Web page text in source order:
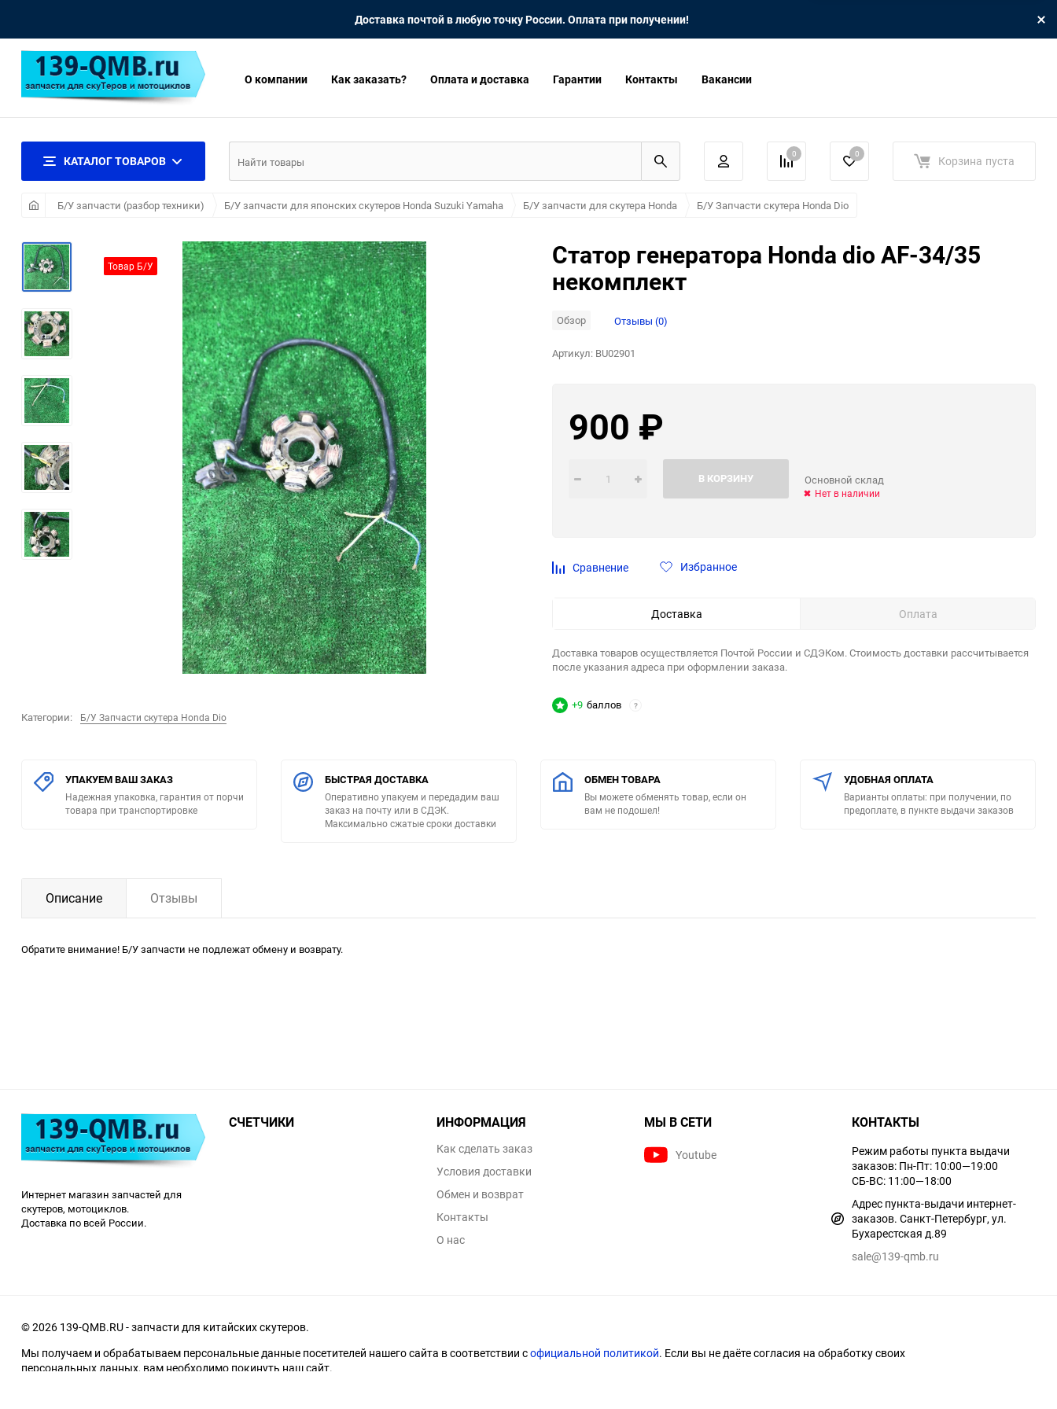
Доставка почтой в любую точку России. Оплата при получении!
О компании Как заказать? Оплата и доставка Гарантии Контакты Вакансии
КАТАЛОГ ТОВАРОВ 0 0 Корзина пуста
Б/У запчасти (разбор техники) Б/У запчасти для японских скутеров Honda Suzuki Yamaha Б/У запчасти для скутера Honda Б/У Запчасти скутера Honda Dio
Товар Б/У
Категории: Б/У Запчасти скутера Honda Dio
Статор генератора Honda dio AF-34/35
некомплект
Обзор Отзывы (0)
Артикул: BU02901
900 ₽
В КОРЗИНУ Основной склад
Нет в наличии
Сравнение Избранное
Доставка Оплата
Доставка товаров осуществляется Почтой России и СДЭКом. Стоимость доставки рассчитывается
после указания адреса при оформлении заказа.
+9 баллов ?
УПАКУЕМ ВАШ ЗАКАЗ
Надежная упаковка, гарантия от порчи
товара при транспортировке
БЫСТРАЯ ДОСТАВКА
Оперативно упакуем и передадим ваш
заказ на почту или в СДЭК.
Максимально сжатые сроки доставки
ОБМЕН ТОВАРА
Вы можете обменять товар, если он
вам не подошел!
УДОБНАЯ ОПЛАТА
Варианты оплаты: при получении, по
предоплате, в пункте выдачи заказов
Описание Отзывы
Обратите внимание! Б/У запчасти не подлежат обмену и возврату.
Интернет магазин запчастей для
скутеров, мотоциклов.
Доставка по всей России.
СЧЕТЧИКИ ИНФОРМАЦИЯ
Как сделать заказ
Условия доставки
Обмен и возврат
Контакты
О нас
МЫ В СЕТИ
Youtube
КОНТАКТЫ
Режим работы пункта выдачи
заказов: Пн-Пт: 10:00—19:00
СБ-ВС: 11:00—18:00
Адрес пункта-выдачи интернет-
заказов. Санкт-Петербург, ул.
Бухарестская д.89
sale@139-qmb.ru
© 2026 139-QMB.RU - запчасти для китайских скутеров.
Мы получаем и обрабатываем персональные данные посетителей нашего сайта в соответствии софициальной политикой. Если вы не даёте согласия на обработку своих
персональных данных, вам необходимо покинуть наш сайт.